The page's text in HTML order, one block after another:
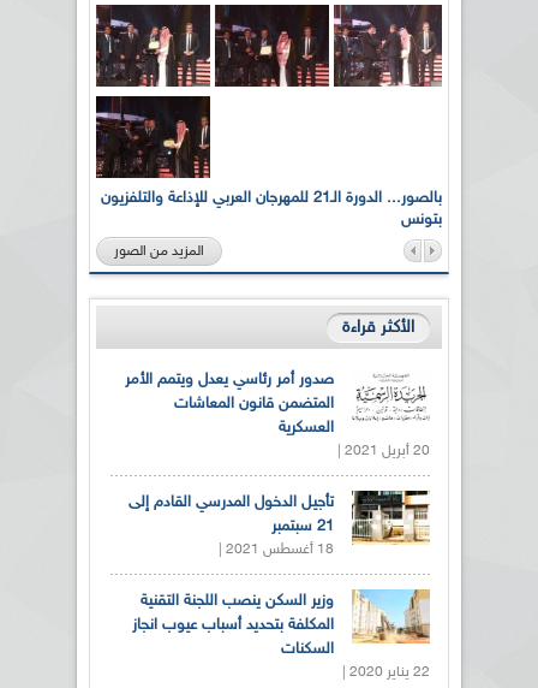
بالصور... الدورة الـ21 للمهرجان العربي للإذاعة والتلفزيون
بتونس
المزيد من الصور
الأكثر قراءة
صدور أمر رئاسي يعدل ويتمم الأمر
المتضمن قانون المعاشات
العسكرية
20 أبريل 2021 |
تأجيل الدخول المدرسي القادم إلى
21 سبتمبر
18 أغسطس 2021 |
وزير السكن ينصب اللجنة التقنية
المكلفة بتحديد أسباب عيوب انجاز
السكنات
22 يناير 2020 |